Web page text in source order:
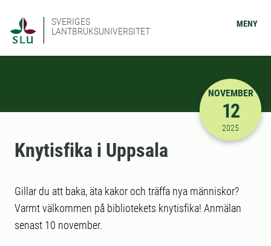
SVERIGES
LANTBRUKSUNIVERSITET
MENY
2025-11-
NOVEMBER
12
2025
Knytisfika i Uppsala
Gillar du att baka, äta kakor och träffa nya människor?
Varmt välkommen på bibliotekets knytisfika! Anmälan
senast 10 november.